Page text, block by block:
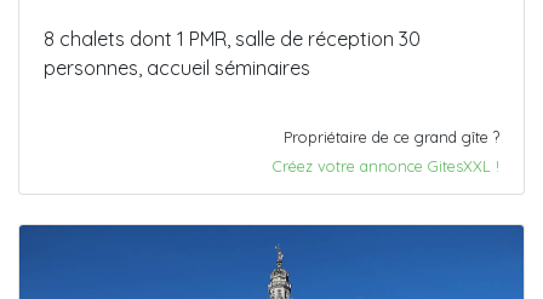
8 chalets dont 1 PMR, salle de réception 30
personnes, accueil séminaires
Propriétaire de ce grand gîte ?
Créez votre annonce GitesXXL !